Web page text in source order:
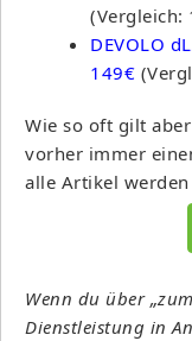
(Vergleich:
DEVOLO
149€
Wie so oft gilt
vorher immer
alle Artikel
Wenn du über
Dienstleistung in